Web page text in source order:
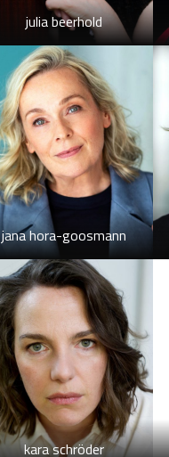
julia beerhold
jana hora-goosmann
kara schröder